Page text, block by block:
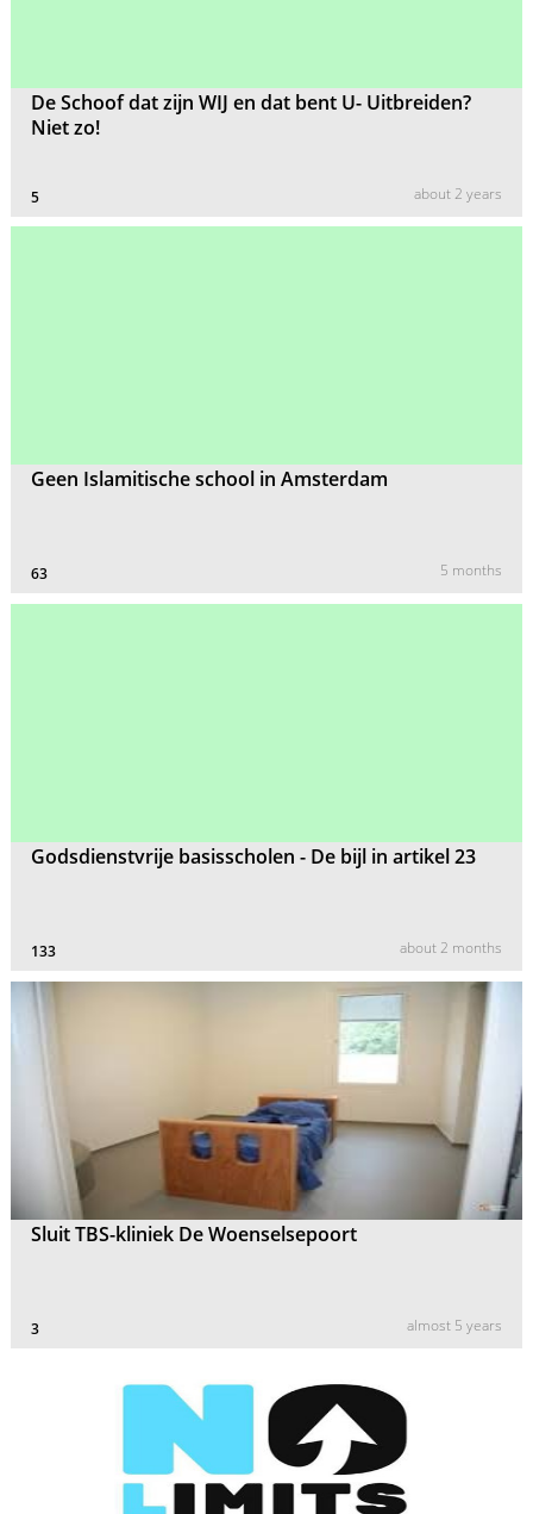
De Schoof dat zijn WIJ en dat bent U- Uitbreiden?
Niet zo!
5 about 2 years
Geen Islamitische school in Amsterdam
63 5 months
Godsdienstvrije basisscholen - De bijl in artikel 23
133 about 2 months
Sluit TBS-kliniek De Woenselsepoort
3 almost 5 years